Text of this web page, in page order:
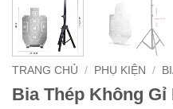
TRANG CHỦ / PHỤ KIỆN /
Bia Thép Không